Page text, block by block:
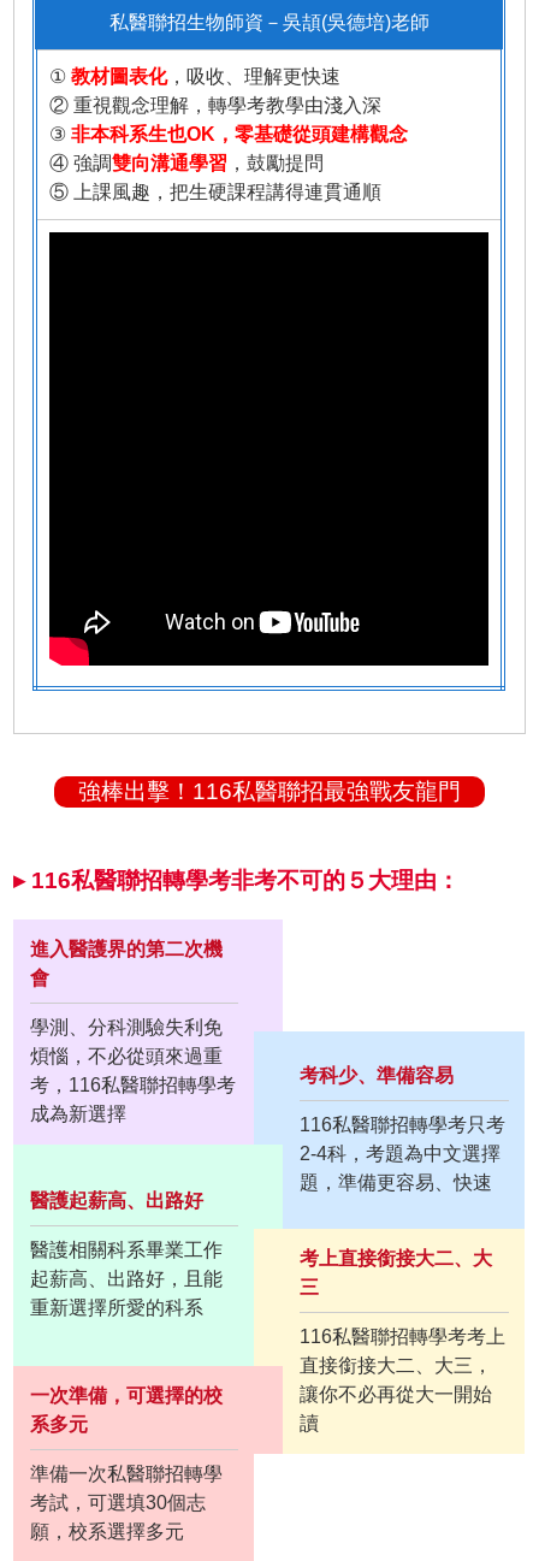
私醫聯招生物師資－吳頡(吳德培)老師
①教材圖表化，吸收、理解更快速
② 重視觀念理解，轉學考教學由淺入深
③非本科系生也OK，零基礎從頭建構觀念
④ 強調雙向溝通學習 ，鼓勵提問
⑤ 上課風趣，把生硬課程講得連貫通順
強棒出擊！116私醫聯招最強戰友龍門
▸ 116私醫聯招轉學考非考不可的５大理由：
進入醫護界的第二次機
會
學測、分科測驗失利免
煩惱，不必從頭來過重
考，116私醫聯招轉學考
成為新選擇
考科少、準備容易
116私醫聯招轉學考只考
2-4科，考題為中文選擇
題，準備更容易、快速
醫護起薪高、出路好
醫護相關科系畢業工作
起薪高、出路好，且能
重新選擇所愛的科系
考上直接銜接大二、大
三
116私醫聯招轉學考考上
直接銜接大二、大三，
讓你不必再從大一開始
讀
一次準備，可選擇的校
系多元
準備一次私醫聯招轉學
考試，可選填30個志
願，校系選擇多元